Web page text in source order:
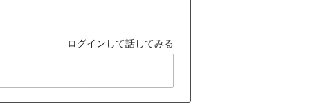
ログインして話してみる